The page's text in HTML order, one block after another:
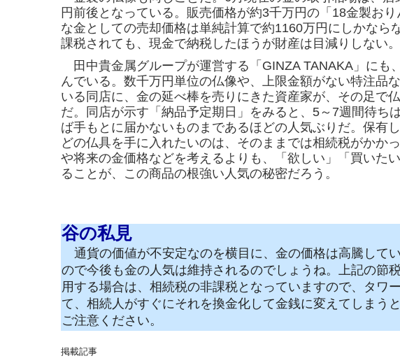
円前後となっている。販売価格が約3千万円の「18金製お
な金 としての売却価格は単純計算で約1160万円にしかな
課税さ れても、現金で納税したほうが財産は目減りしない。
田中貴金属グループが運営する「GINZA TANAKA」にも
んでいる。数千万円単位の仏像や、上限金額がない特注品
いる同店に、金の延べ棒を売りにきた資産家が、その足で
だ。同店が示す「納品予定期日」をみると、5～7週間待ち
ば手もとに届かないものまであるほ どの人気ぶりだ。保有
どの仏具を手に入れたいのは、そのままでは相続税がかか
や将来の金価格などを考えるよりも、「欲しい」「買いた
ることが、この商品の根強い人気の秘密だろう。
谷の私見
通貨の価値が不安定なのを横目に、金の価格は高騰して
ので今後も金の人気は維持されるのでしょうね。上記の節
用する場合は、相続税の非課税となっていますので、タワ
て、相続人がすぐにそれを換金化して金銭に変えてしまう
ご注意ください。
掲載記事